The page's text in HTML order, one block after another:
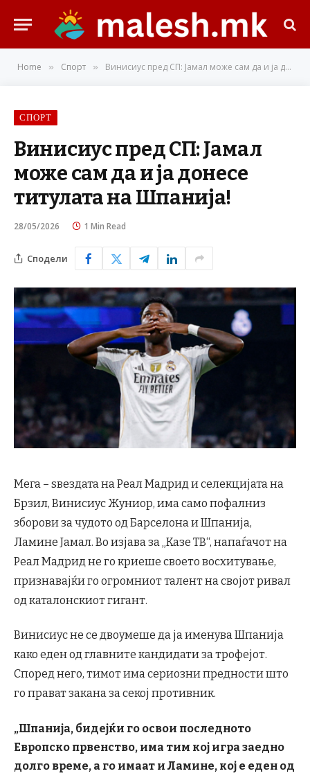
Home » Спорт » Винисиус пред СП: Јамал може сам да и ја донесе титулата на Шпанија!
СПОРТ
Винисиус пред СП: Јамал
може сам да и ја донесе
титулата на Шпанија!
28/05/2026 1 Min Read
Сподели
Мега – ѕвездата на Реал Мадрид и селекцијата на
Брзил, Винисиус Жуниор, има само пофалниз
зборови за чудото од Барселона и Шпанија,
Ламине Јамал. Во изјава за „Казе ТВ“, напаѓачот на
Реал Мадрид не го криеше своето восхитување,
признавајќи го огромниот талент на својот ривал
од каталонскиот гигант.
Винисиус не се двоумеше да ја именува Шпанија
како еден од главните кандидати за трофејот.
Според него, тимот има сериозни предности што
го прават закана за секој противник.
„Шпанија, бидејќи го освои последното
Европско првенство, има тим кој игра заедно
долго време, а го имаат и Ламине, кој е еден од